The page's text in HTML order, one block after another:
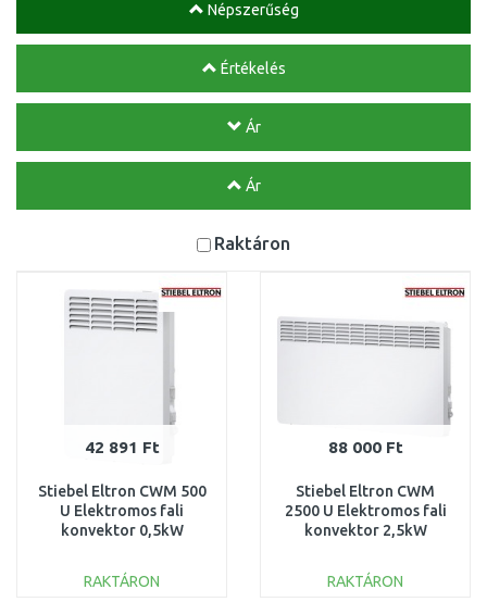
Népszerűség
Értékelés
Ár
Ár
Raktáron
42 891 Ft
Stiebel Eltron CWM 500
U Elektromos fali
konvektor 0,5kW
RAKTÁRON
88 000 Ft
Stiebel Eltron CWM
2500 U Elektromos fali
konvektor 2,5kW
RAKTÁRON